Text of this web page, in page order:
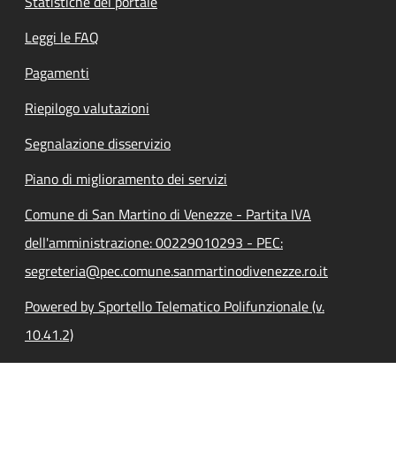
Leggi le FAQ
Pagamenti
Riepilogo valutazioni
Segnalazione disservizio
Piano di miglioramento dei servizi
Comune di San Martino di Venezze - Partita IVA
dell'amministrazione: 00229010293 - PEC:
segreteria@pec.comune.sanmartinodivenezze.ro.it
Powered by Sportello Telematico Polifunzionale (v.
10.41.2)